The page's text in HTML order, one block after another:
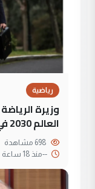
رياضية
وزيرة
العالم 2030 في إسبانيا
--منذ 18 ساعة